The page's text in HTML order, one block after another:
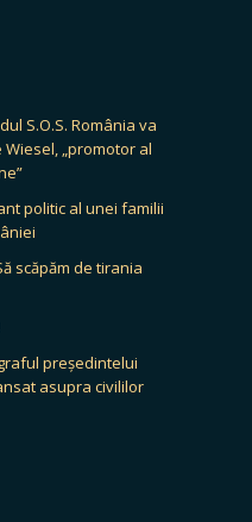
S.O.S. România va
„promotor al
politic al unei familii
scăpăm de tirania
președintelui
asupra civililor